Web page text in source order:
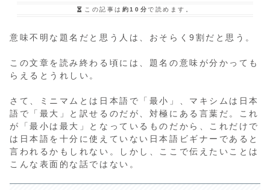
この記事は 約10分で読めます。
意味不明な題名だと思う人は、おそらく9割だと思う。
この文章を読み終わる頃には、題名の意味が分かっても
らえるとうれしい。
さて、ミニマムとは日本語で「最小」、マキシムは日本
語で「最大」と訳せるのだが、対極にある言葉だ。これ
が「最小は最大」となっているものだから、これだけで
は日本語を十分に使えていない日本語ビギナーであると
言われるかもしれない。しかし、ここで伝えたいことは
こんな表面的な話ではない。